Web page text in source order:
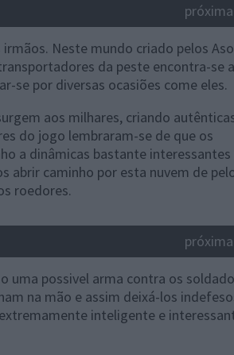
próxima
Neste mundo criado pelos
da peste encontra-se a
se por diversas ocasiões come eles.
aos milhares, criando
do jogo lembraram-se de que os
a dinâmicas bastante interessantes
abrir caminho por esta nuvem de
roedores.
próxima
uma possivel arma contra os
na mão e assim deixá-los
inteligente e